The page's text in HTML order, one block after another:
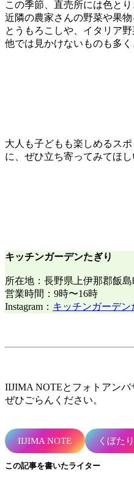
この季節、直売所には色とり
近隣の農家さんの野菜や果
とうもろこしや、イタリア野
他では見かけないものも多く
大人も子どもも楽しめるス
に、ぜひ立ち寄ってみてほし
キッチンガーデンたぎり
所在地：長野県上伊那郡飯島
営業時間：9時〜16時
Instagram： キッチンガーデン
IIJIMA NOTEとフォトアン
ぜひごらんください。
IIJIMA NOTE くぼた
この記事を書いたライター